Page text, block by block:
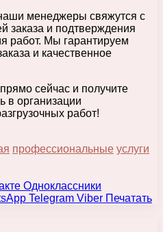
менеджеры свяжутся с
заказа и подтверждения
работ. Мы гарантируем
и качественное
сейчас и получите
в организации
работ!
профессиональные услуги
Одноклассники
Telegram Viber Печатать